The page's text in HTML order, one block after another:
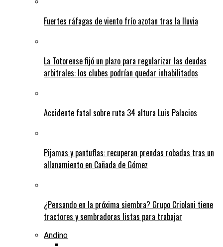
Fuertes ráfagas de viento frío azotan tras la lluvia
La Totorense fijó un plazo para regularizar las deudas
arbitrales: los clubes podrían quedar inhabilitados
Accidente fatal sobre ruta 34 altura Luis Palacios
Pijamas y pantuflas: recuperan prendas robadas tras un
allanamiento en Cañada de Gómez
¿Pensando en la próxima siembra? Grupo Criolani tiene
tractores y sembradoras listas para trabajar
Andino